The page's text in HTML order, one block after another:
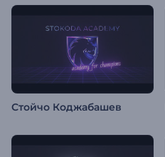
Стойчо Коджабашев